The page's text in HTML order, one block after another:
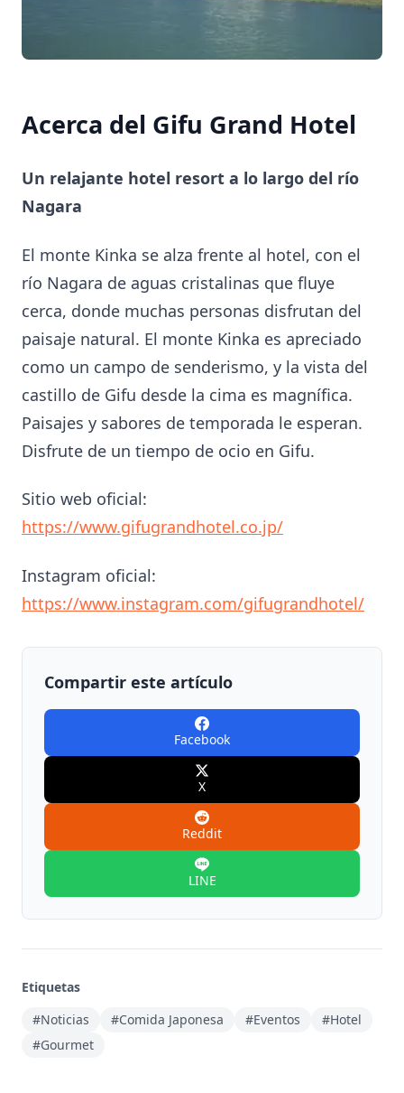
Acerca del Gifu Grand Hotel
Un relajante hotel resort a lo largo del río
Nagara
El monte Kinka se alza frente al hotel, con el
río Nagara de aguas cristalinas que fluye
cerca, donde muchas personas disfrutan del
paisaje natural. El monte Kinka es apreciado
como un campo de senderismo, y la vista del
castillo de Gifu desde la cima es magnífica.
Paisajes y sabores de temporada le esperan.
Disfrute de un tiempo de ocio en Gifu.
Sitio web oficial:
https://www.gifugrandhotel.co.jp/
Instagram oficial:
https://www.instagram.com/gifugrandhotel/
Compartir este artículo
Facebook
X
Reddit
LINE
Etiquetas
#Noticias
#Comida Japonesa #Eventos
#Hotel
#Gourmet